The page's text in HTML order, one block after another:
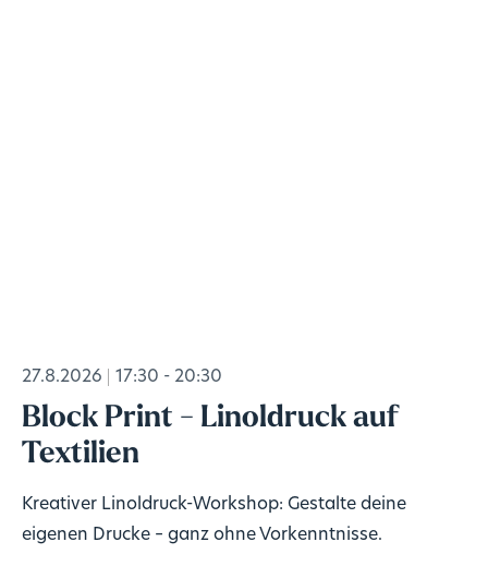
27.8.2026 17:30 - 20:30
Block Print - Linoldruck auf
Textilien
Kreativer Linoldruck-Workshop: Gestalte deine
eigenen Drucke – ganz ohne Vorkenntnisse.